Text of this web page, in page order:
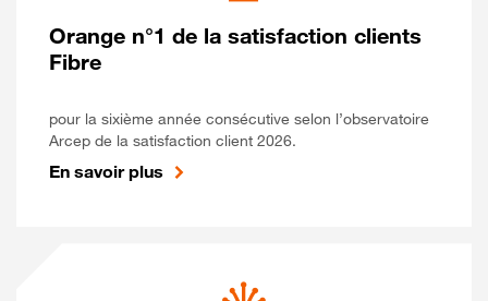
Orange n°1 de la satisfaction clients
Fibre
pour la sixième année consécutive selon l’observatoire
Arcep de la satisfaction client 2026.
En savoir plus